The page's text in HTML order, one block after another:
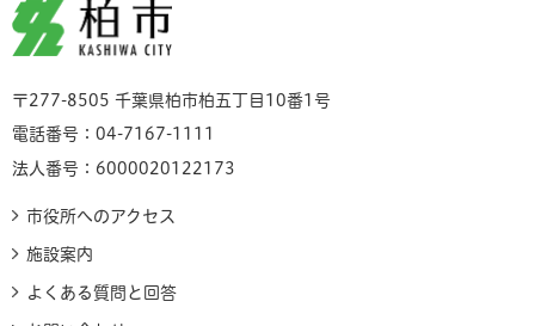
柏市
〒277-8505 千葉県柏市柏五丁目10番1号
電話番号：04-7167-1111
法人番号：6000020122173
市役所へのアクセス
施設案内
よくある質問と回答